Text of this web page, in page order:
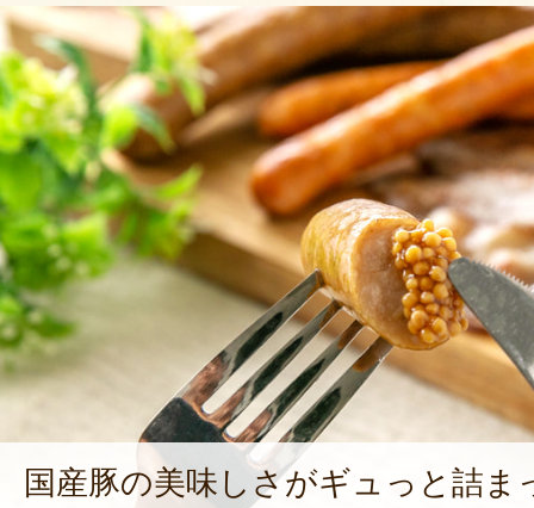
国産豚の美味しさがギュっと詰ま